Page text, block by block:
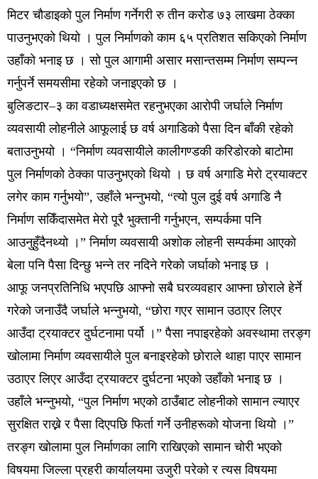
मिटर चौडाइको पुल निर्माण गर्नेगरी रु तीन करोड ७३ लाखमा ठेक्का
पाउनुभएको थियो । पुल निर्माणको काम ६५ प्रतिशत सकिएको निर्माण
उहाँको भनाइ छ । सो पुल आगामी असार मसान्तसम्म निर्माण सम्पन्न
गर्नुपर्ने समयसीमा रहेको जनाइएको छ ।
बुलिङटार–३ का वडाध्यक्षसमेत रहनुभएका आरोपी जर्घाले निर्माण
व्यवसायी लोहनीले आफूलाई छ वर्ष अगाडिको पैसा दिन बाँकी रहेको
बताउनुभयो । “निर्माण व्यवसायीले कालीगण्डकी करिडोरको बाटोमा
पुल निर्माणको ठेक्का पाउनुभएको थियो । छ वर्ष अगाडि मेरो ट्रयाक्टर
लगेर काम गर्नुभयो”, उहाँले भन्नुभयो, “त्यो पुल दुई वर्ष अगाडि नै
निर्माण सकिँदासमेत मेरो पूरै भुक्तानी गर्नुभएन, सम्पर्कमा पनि
आउनुहुँदैनथ्यो ।” निर्माण व्यवसायी अशोक लोहनी सम्पर्कमा आएको
बेला पनि पैसा दिन्छु भन्ने तर नदिने गरेको जर्घाको भनाइ छ ।
आफू जनप्रतिनिधि भएपछि आफ्नो सबै घरव्यवहार आफ्ना छोराले हेर्ने
गरेको जनाउँदै जर्घाले भन्नुभयो, “छोरा गएर सामान उठाएर लिएर
आउँदा ट्रयाक्टर दुर्घटनामा पर्यो ।” पैसा नपाइरहेको अवस्थामा तरङ्ग
खोलामा निर्माण व्यवसायीले पुल बनाइरहेको छोराले थाहा पाएर सामान
उठाएर लिएर आउँदा ट्रयाक्टर दुर्घटना भएको उहाँको भनाइ छ ।
उहाँले भन्नुभयो, “पुल निर्माण भएको ठाउँबाट लोहनीको सामान ल्याएर
सुरक्षित राख्ने र पैसा दिएपछि फिर्ता गर्ने उनीहरूको योजना थियो ।”
तरङ्ग खोलामा पुल निर्माणका लागि राखिएको सामान चोरी भएको
विषयमा जिल्ला प्रहरी कार्यालयमा उजुरी परेको र त्यस विषयमा